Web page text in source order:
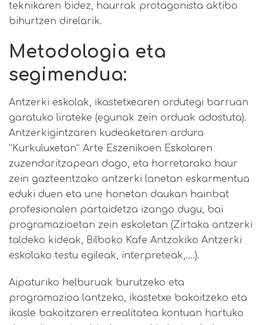
teknikaren bidez, haurrak protagonista aktibo
bihurtzen direlarik.
Metodologia eta
segimendua:
Antzerki eskolak, ikastetxearen ordutegi barruan
garatuko lirateke (egunak zein orduak adostuta).
Antzerkigintzaren kudeaketaren ardura
“Kurkuluxetan” Arte Eszenikoen Eskolaren
zuzendaritzapean dago, eta horretarako haur
zein gazteentzako antzerki lanetan eskarmentua
eduki duen eta une honetan daukan hainbat
profesionalen partaidetza izango dugu, bai
programazioetan zein eskoletan (Zirtaka antzerki
taldeko kideak, Bilboko Kafe Antzokiko Antzerki
eskolako testu egileak, interpreteak,….).
Aipaturiko helburuak burutzeko eta
programazioa lantzeko, ikastetxe bakoitzeko eta
ikasle bakoitzaren errealitatea kontuan hartuko